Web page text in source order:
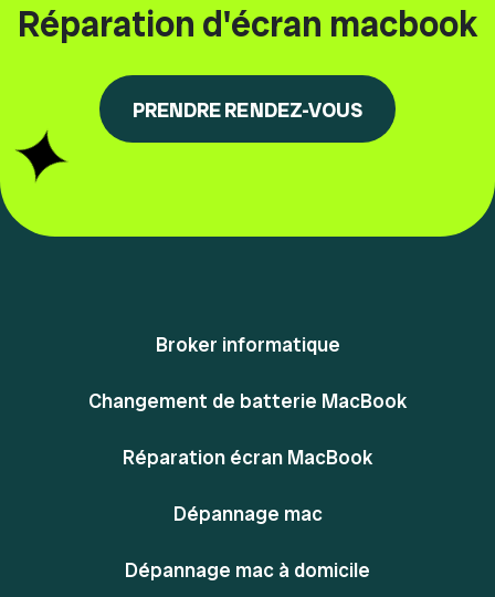
Réparation d'écran macbook
PRENDRE RENDEZ-VOUS
Broker informatique
Changement de batterie MacBook
Réparation écran MacBook
Dépannage mac
Dépannage mac à domicile